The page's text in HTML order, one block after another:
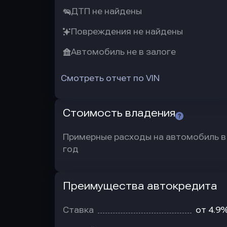
ДТП не найдены
Повреждения не найдены
Автомобиль не в залоге
Смотреть отчет по VIN
Стоимость владения
Примерные расходы на автомобиль в
год
Преимущества автокредита
Ставка от